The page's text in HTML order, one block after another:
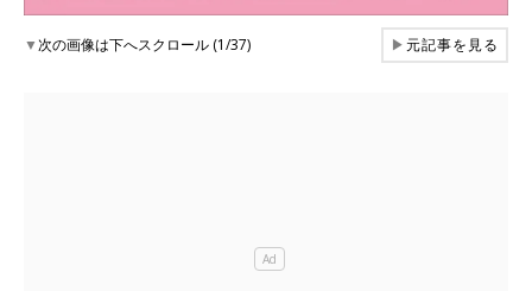
▼次の画像は下へスクロール (1/37) ▶元記事を見る